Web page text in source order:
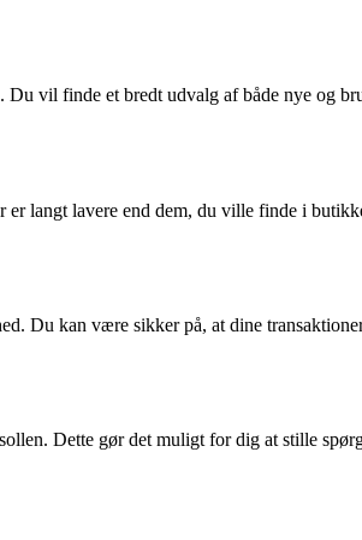
Du vil finde et bredt udvalg af både nye og
langt lavere end dem, du ville finde i
Du kan være sikker på, at dine
Dette gør det muligt for dig at stille